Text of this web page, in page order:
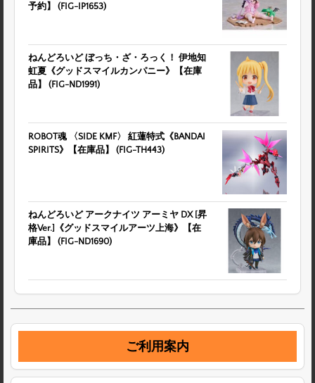
予約】 (FIG-IP1653)
ねんどろいど ぼっち・ざ・ろっく！ 伊地知
虹夏《グッドスマイルカンパニー》【在庫
品】 (FIG-ND1991)
ROBOT魂 〈SIDE KMF〉 紅蓮特式《BANDAI
SPIRITS》【在庫品】 (FIG-TH443)
ねんどろいど アークナイツ アーミヤ DX [昇
格Ver.]《グッドスマイルアーツ上海》【在
庫品】 (FIG-ND1690)
ご利用案内